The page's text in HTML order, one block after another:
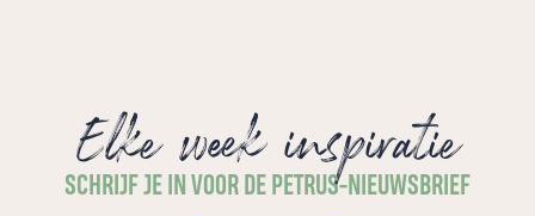
Elke week inspiratie
SCHRIJF JE IN VOOR DE PETRUS-NIEUWSBRIEF